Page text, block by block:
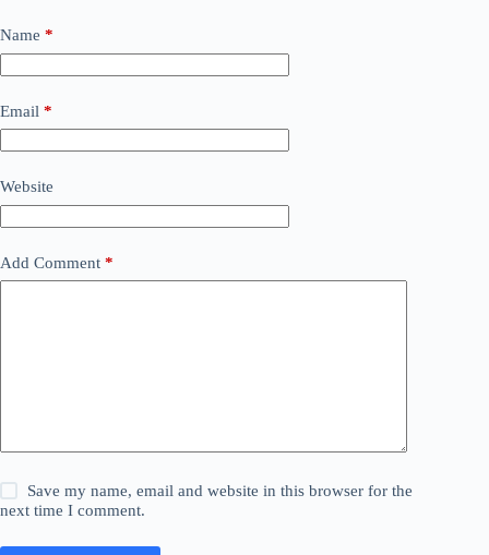
Name *
Email *
Website
Add Comment *
Save my name, email and website in this browser for the
next time I comment.